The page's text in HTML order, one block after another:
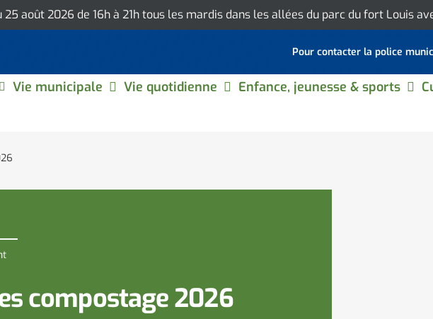
25 août 2026 de 16h à 21h tous les mardis dans les allées du parc du fort Louis
Pour contacter la police
Vie municipale Vie quotidienne Enfance, jeunesse & sports
compostage 2026